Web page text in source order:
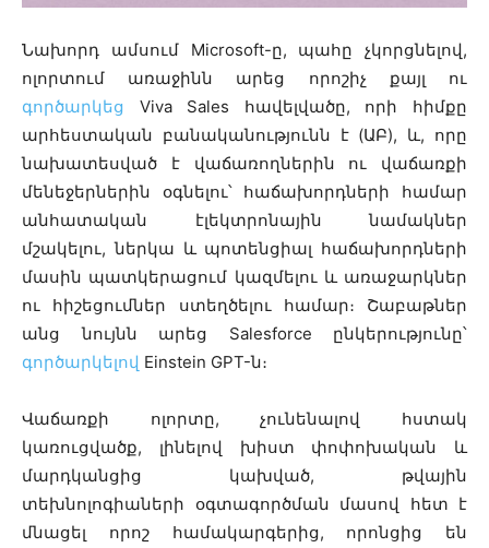
Նախորդ ամսում Microsoft-ը, պահը չկորցնելով,
ոլորտում առաջինն արեց որոշիչ քայլ ու
գործարկեց Viva Sales հավելվածը, որի հիմքը
արհեստական բանականությունն է (ԱԲ), և, որը
նախատեսված է վաճառողներին ու վաճառքի
մենեջերներին օգնելու՝ հաճախորդների համար
անհատական էլեկտրոնային նամակներ
մշակելու, ներկա և պոտենցիալ հաճախորդների
մասին պատկերացում կազմելու և առաջարկներ
ու հիշեցումներ ստեղծելու համար։ Շաբաթներ
անց նույնն արեց Salesforce ընկերությունը՝
գործարկելով Einstein GPT-ն։
Վաճառքի ոլորտը, չունենալով հստակ
կառուցվածք, լինելով խիստ փոփոխական և
մարդկանցից կախված, թվային
տեխնոլոգիաների օգտագործման մասով հետ է
մնացել որոշ համակարգերից, որոնցից են